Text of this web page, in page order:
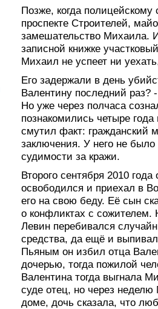
Позже, когда
проспекте Строителей,
замешательство Михаила.
записной книжке
Михаил не успеет ни
Его задержали в день
Валентину последний раз?
Но уже через полчаса
познакомились четыре
смутил факт: гражданский
заключения. У него не
судимости за кражи.
Второго сентября 2010
освободился и приехал в
его на свою беду. Её сын
о конфликтах с сожителем.
Левин перебивался
средства, да ещё и
Пьяным он избил отца
дочерью, тогда пожилой
Валентина тогда выгнала
суде отец, но через
доме, дочь сказала, что